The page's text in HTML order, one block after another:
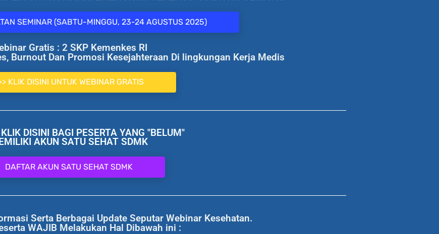
SEMINAR (SABTU-MINGGU, 23-24 AGUSTUS 2025)
Gratis : 2 SKP Kemenkes RI
Burnout Dan Promosi Kesejahteraan Di lingkungan Kerja Medis
KLIK DISINI UNTUK WEBINAR GRATIS
DISINI BAGI PESERTA YANG "BELUM"
AKUN SATU SEHAT SDMK
DAFTAR AKUN SATU SEHAT SDMK
Serta Berbagai Update Seputar Webinar Kesehatan.
WAJIB Melakukan Hal Dibawah ini :